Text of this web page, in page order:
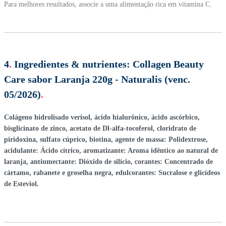
Para melhores resultados, associe a uma alimentação rica em vitamina C.
4. Ingredientes & nutrientes: Collagen Beauty
Care sabor Laranja 220g - Naturalis (venc.
05/2026).
Colágeno hidrolisado verisol, ácido hialurônico, ácido ascórbico,
bisglicinato de zinco, acetato de Dl-alfa-tocoferol, cloridrato de
piridoxina, sulfato cúprico, biotina, agente de massa: Polidextrose,
acidulante: Ácido cítrico, aromatizante: Aroma idêntico ao natural de
laranja, antiumectante: Dióxido de silício, corantes: Concentrado de
cártamo, rabanete e groselha negra, edulcorantes: Sucralose e glicídeos
de Esteviol.